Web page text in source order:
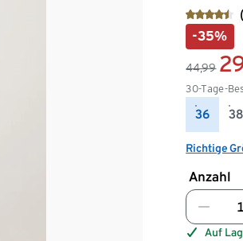
-35%
44,99
30-Tage-
36 38
Richtige
Anzahl
Auf